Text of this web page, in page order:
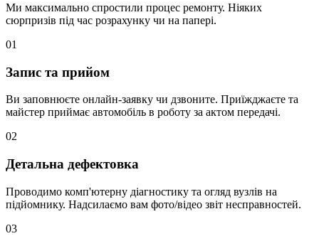
Ми максимально спростили процес ремонту. Ніяких
сюрпризів під час розрахунку чи на папері.
01
Запис та прийом
Ви заповнюєте онлайн-заявку чи дзвоните. Приїжджаєте та
майстер приймає автомобіль в роботу за актом передачі.
02
Детальна дефектовка
Проводимо комп'ютерну діагностику та огляд вузлів на
підйомнику. Надсилаємо вам фото/відео звіт несправностей.
03